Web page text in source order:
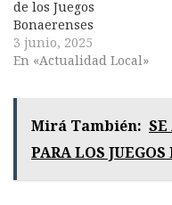
de los Juegos
Bonaerenses
3 junio, 2025
En «Actualidad Local»
Mirá También:
PARA LOS